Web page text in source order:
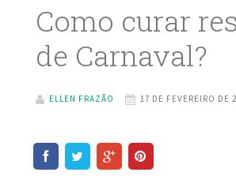
Como curar
de Carnaval?
ELLEN FRAZÃO 17 DE FEVEREIRO DE